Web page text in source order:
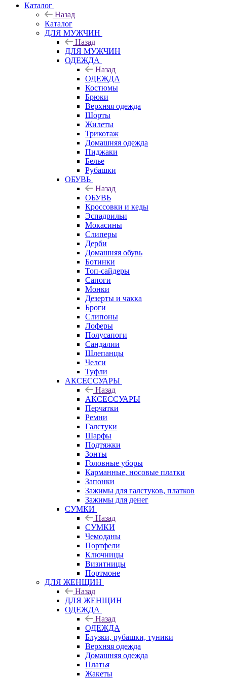
Каталог
Назад
Каталог
ДЛЯ МУЖЧИН
Назад
ДЛЯ МУЖЧИН
ОДЕЖДА
Назад
ОДЕЖДА
Костюмы
Брюки
Верхняя одежда
Шорты
Жилеты
Трикотаж
Домашняя одежда
Пиджаки
Белье
Рубашки
ОБУВЬ
Назад
ОБУВЬ
Кроссовки и кеды
Эспадрильи
Мокасины
Слиперы
Дерби
Домашняя обувь
Ботинки
Топ-сайдеры
Сапоги
Монки
Дезерты и чакка
Броги
Слипоны
Лоферы
Полусапоги
Сандалии
Шлепанцы
Челси
Туфли
АКСЕССУАРЫ
Назад
АКСЕССУАРЫ
Перчатки
Ремни
Галстуки
Шарфы
Подтяжки
Зонты
Головные уборы
Карманные, носовые платки
Запонки
Зажимы для галстуков, платков
Зажимы для денег
СУМКИ
Назад
СУМКИ
Чемоданы
Портфели
Ключницы
Визитницы
Портмоне
ДЛЯ ЖЕНЩИН
Назад
ДЛЯ ЖЕНЩИН
ОДЕЖДА
Назад
ОДЕЖДА
Блузки, рубашки, туники
Верхняя одежда
Домашняя одежда
Платья
Жакеты